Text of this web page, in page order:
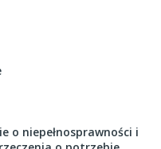
o niepełnosprawności i